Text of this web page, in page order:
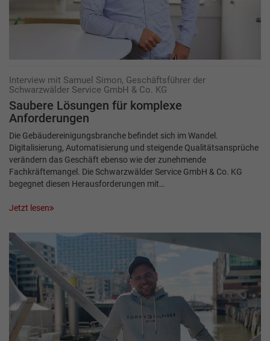
Interview mit Samuel Simon, Geschäftsführer der
Schwarzwälder Service GmbH & Co. KG
Saubere Lösungen für komplexe
Anforderungen
Die Gebäudereinigungsbranche befindet sich im Wandel.
Digitalisierung, Automatisierung und steigende Qualitätsansprüche
verändern das Geschäft ebenso wie der zunehmende
Fachkräftemangel. Die Schwarzwälder Service GmbH & Co. KG
begegnet diesen Herausforderungen mit…
Jetzt lesen